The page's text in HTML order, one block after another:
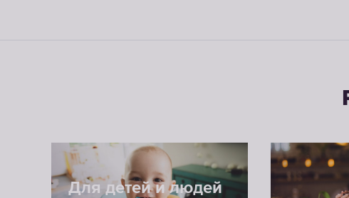
Для детей и людей